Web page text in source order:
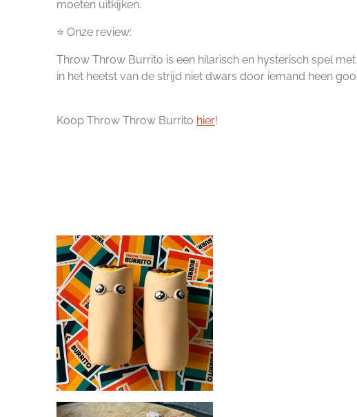
moeten uitkijken.
⭐ Onze review:
Throw Throw Burrito is een hilarisch en hysterisch spel
in het heetst van de strijd niet dwars door iemand heen
Koop Throw Throw Burrito hier!